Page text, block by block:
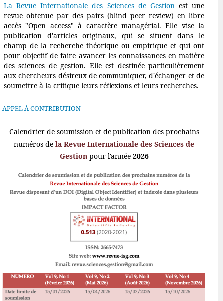
La Revue Internationale des Sciences de Gestion est une
revue obtenue par des pairs (blind peer review) en libre
accès "Open access" à caractère managérial. Elle vise la
publication d'articles originaux, qui se situent dans le
champ de la recherche théorique ou empirique et qui ont
pour objectif de faire avancer les connaissances en matière
des sciences de gestion. Elle est destinée particulièrement
aux chercheurs désireux de communiquer, d'échanger et de
soumettre à la critique leurs réflexions et leurs recherches.
APPEL À CONTRIBUTION
Calendrier de soumission et de publication des prochains
numéros de la Revue Internationale des Sciences de
Gestion pour l'année 2026